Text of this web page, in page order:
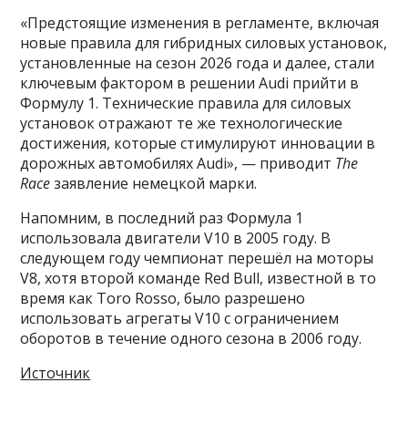
«Предстоящие изменения в регламенте, включая
новые правила для гибридных силовых установок,
установленные на сезон 2026 года и далее, стали
ключевым фактором в решении Audi прийти в
Формулу 1. Технические правила для силовых
установок отражают те же технологические
достижения, которые стимулируют инновации в
дорожных автомобилях Audi», — приводит The
Raceзаявление немецкой марки.
Напомним, в последний раз Формула 1
использовала двигатели V10 в 2005 году. В
следующем году чемпионат перешёл на моторы
V8, хотя второй команде Red Bull, известной в то
время как Toro Rosso, было разрешено
использовать агрегаты V10 с ограничением
оборотов в течение одного сезона в 2006 году.
Источник